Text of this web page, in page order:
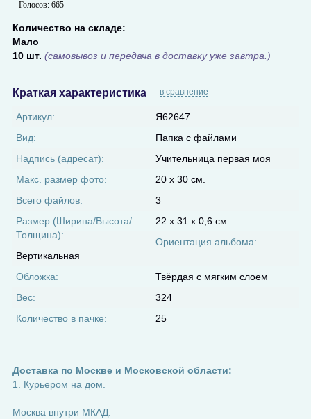
Голосов: 665
Количество на складе:
Мало
10 шт. (самовывоз и передача в доставку уже завтра.)
Краткая характеристика в сравнение
Артикул:
Я62647
Вид:
Папка с файлами
Надпись (адресат):
Учительница первая моя
Макс. размер фото:
20 х 30 см.
Всего файлов:
3
Размер (Ширина/Высота/
Толщина):
22 х 31 х 0,6 см.
Ориентация альбома:
Вертикальная
Обложка:
Твёрдая с мягким слоем
Вес:
324
Количество в пачке:
25
Доставка по Москве и Московской области:
1. Курьером на дом.
Москва внутри МКАД.